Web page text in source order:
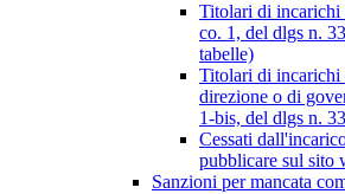
Titolari di
co. 1, del dlgs n.
tabelle)
Titolari di incarichi
direzione o di
1-bis, del dlgs n.
Cessati
pubblicare sul sito
Sanzioni per mancata